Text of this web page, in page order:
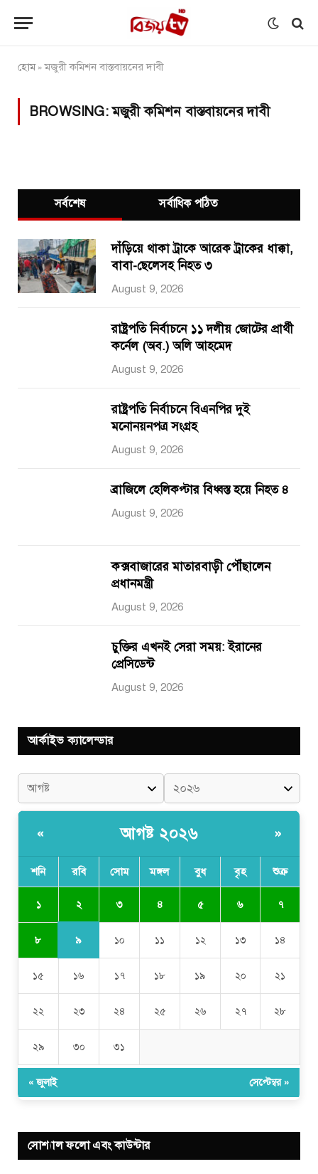
হোম»মজুরী কমিশন বাস্তবায়নের দাবী
BROWSING:মজুরী কমিশন বাস্তবায়নের দাবী
সর্বশেষ সর্বাধিক পঠিত
দাঁড়িয়ে থাকা ট্রাকে আরেক ট্রাকের ধাক্কা,
বাবা-ছেলেসহ নিহত ৩
August 9, 2026
রাষ্ট্রপতি নির্বাচনে ১১ দলীয় জোটের প্রার্থী
কর্নেল (অব.) অলি আহমেদ
August 9, 2026
রাষ্ট্রপতি নির্বাচনে বিএনপির দুই
মনোনয়নপত্র সংগ্রহ
August 9, 2026
ব্রাজিলে হেলিকপ্টার বিধ্বস্ত হয়ে নিহত ৪
August 9, 2026
কক্সবাজারের মাতারবাড়ী পৌঁছালেন
প্রধানমন্ত্রী
August 9, 2026
চুক্তির এখনই সেরা সময়: ইরানের
প্রেসিডেন্ট
August 9, 2026
আর্কাইভ ক্যালেন্ডার
« আগষ্ট ২০২৬ »
শনি রবি সোম মঙ্গল বুধ বৃহ শুক্র
১ ২ ৩ ৪ ৫ ৬ ৭
৮ ৯ ১০ ১১ ১২ ১৩ ১৪
১৫ ১৬ ১৭ ১৮ ১৯ ২০ ২১
২২ ২৩ ২৪ ২৫ ২৬ ২৭ ২৮
২৯ ৩০ ৩১
« জুলাই সেপ্টেম্বর »
সোশ্যাল ফলো এবং কাউন্টার